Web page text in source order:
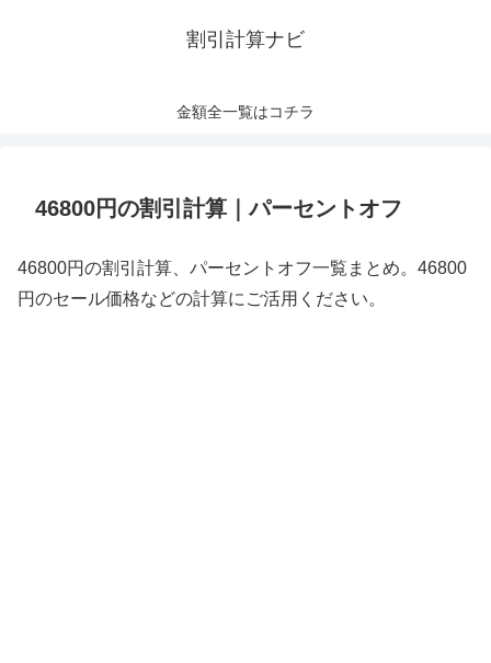
割引計算ナビ
金額全一覧はコチラ
46800円の割引計算｜パーセントオフ
46800円の割引計算、パーセントオフ一覧まとめ。46800
円のセール価格などの計算にご活用ください。